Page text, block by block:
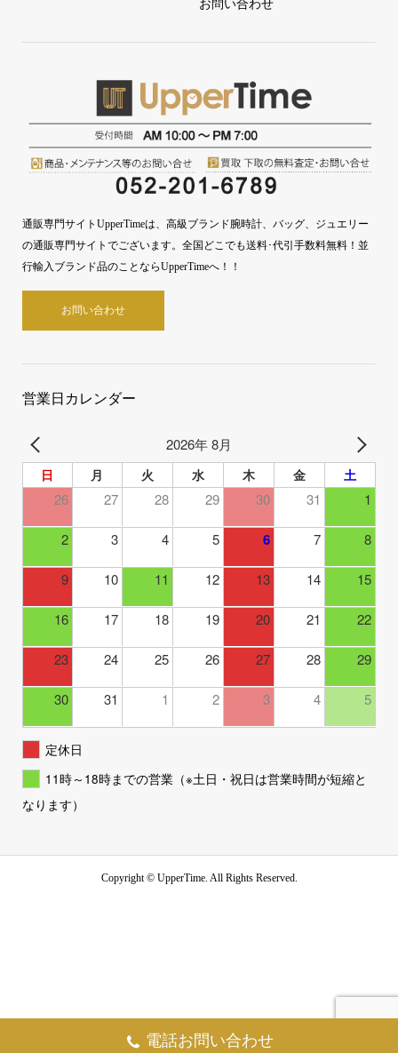
お問い合わせ
通販専門サイトUpperTimeは、高級ブランド腕時計、バッグ、ジュエリー
の通販専門サイトでございます。全国どこでも送料･代引手数料無料！並
行輸入ブランド品のことならUpperTimeへ！！
お問い合わせ
営業日カレンダー
2026年 8月
日 月 火 水 木 金 土
26 27 28 29 30 31 1
2 3 4 5 6 7 8
9 10 11 12 13 14 15
16 17 18 19 20 21 22
23 24 25 26 27 28 29
30 31 1 2 3 4 5
定休日
11時～18時までの営業（※土日・祝日は営業時間が短縮と
なります）
Copyright ©UpperTime. All Rights Reserved.
電話お問い合わせ